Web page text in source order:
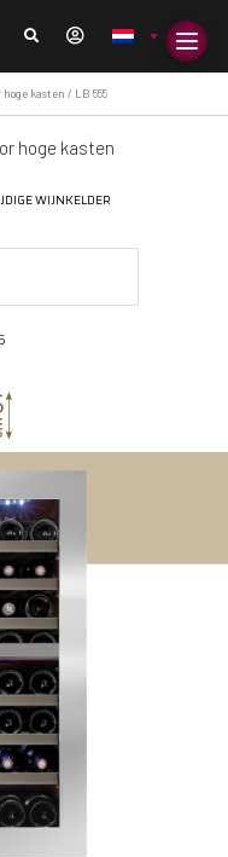
hoge kasten / LB 555
hoge kasten
WIJNKELDER